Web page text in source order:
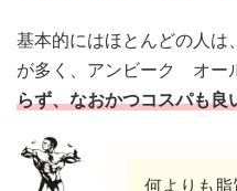
基本的にはほとんどの人は
が多く、アンビーク オー
らず、なおかつコスパも良
何よりも